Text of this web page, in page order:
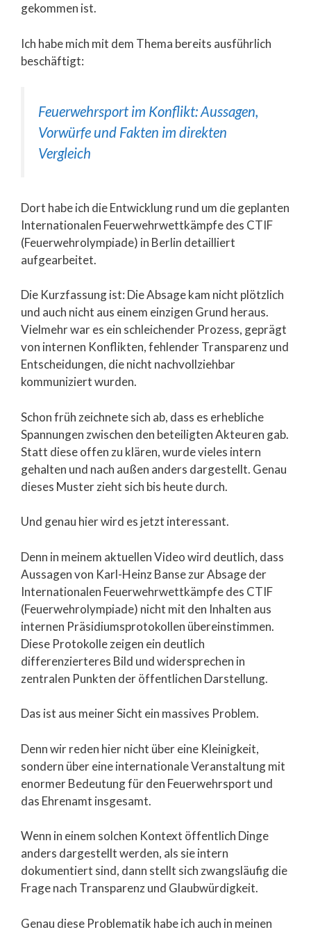
gekommen ist.
Ich habe mich mit dem Thema bereits ausführlich
beschäftigt:
Feuerwehrsport im Konflikt: Aussagen,
Vorwürfe und Fakten im direkten
Vergleich
Dort habe ich die Entwicklung rund um die geplanten
Internationalen Feuerwehrwettkämpfe des CTIF
(Feuerwehrolympiade) in Berlin detailliert
aufgearbeitet.
Die Kurzfassung ist: Die Absage kam nicht plötzlich
und auch nicht aus einem einzigen Grund heraus.
Vielmehr war es ein schleichender Prozess, geprägt
von internen Konflikten, fehlender Transparenz und
Entscheidungen, die nicht nachvollziehbar
kommuniziert wurden.
Schon früh zeichnete sich ab, dass es erhebliche
Spannungen zwischen den beteiligten Akteuren gab.
Statt diese offen zu klären, wurde vieles intern
gehalten und nach außen anders dargestellt. Genau
dieses Muster zieht sich bis heute durch.
Und genau hier wird es jetzt interessant.
Denn in meinem aktuellen Video wird deutlich, dass
Aussagen von Karl-Heinz Banse zur Absage der
Internationalen Feuerwehrwettkämpfe des CTIF
(Feuerwehrolympiade) nicht mit den Inhalten aus
internen Präsidiumsprotokollen übereinstimmen.
Diese Protokolle zeigen ein deutlich
differenzierteres Bild und widersprechen in
zentralen Punkten der öffentlichen Darstellung.
Das ist aus meiner Sicht ein massives Problem.
Denn wir reden hier nicht über eine Kleinigkeit,
sondern über eine internationale Veranstaltung mit
enormer Bedeutung für den Feuerwehrsport und
das Ehrenamt insgesamt.
Wenn in einem solchen Kontext öffentlich Dinge
anders dargestellt werden, als sie intern
dokumentiert sind, dann stellt sich zwangsläufig die
Frage nach Transparenz und Glaubwürdigkeit.
Genau diese Problematik habe ich auch in meinen